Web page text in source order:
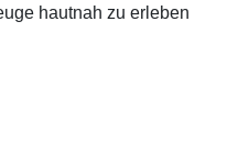
hautnah zu erleben